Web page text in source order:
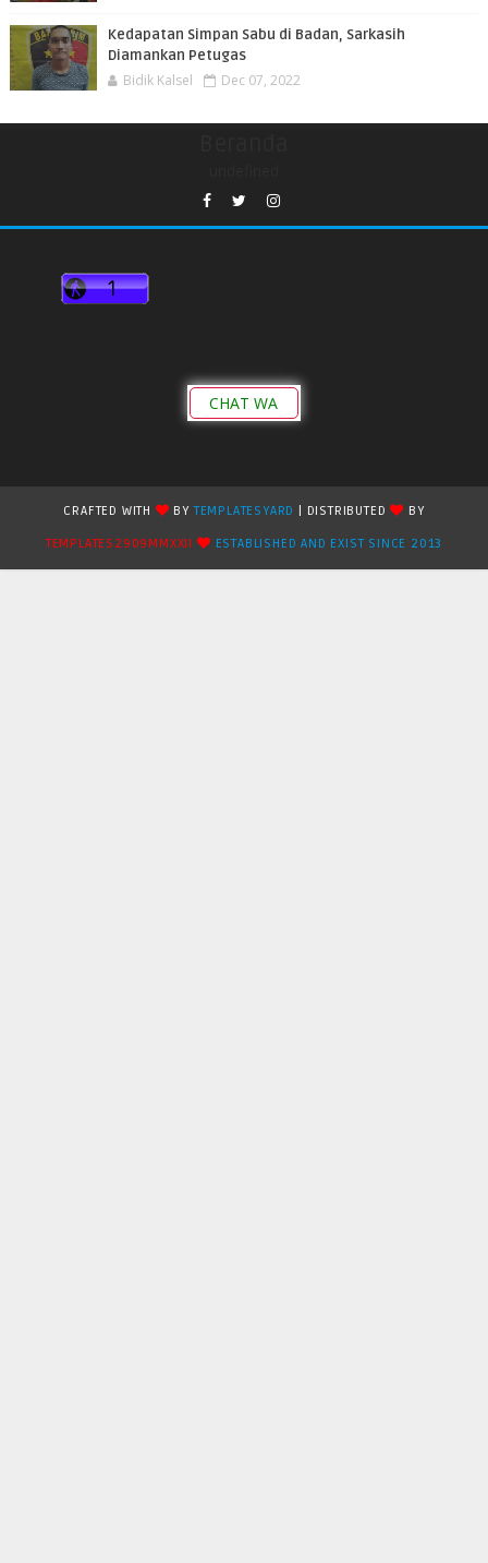
Kedapatan Simpan Sabu di Badan, Sarkasih
Diamankan Petugas
Bidik Kalsel Dec 07, 2022
CHAT WA
CRAFTED WITH BYTEMPLATESYARD | DISTRIBUTED
BY
TEMPLATES2909MMXXII
ESTABLISHED AND EXIST SINCE 2013